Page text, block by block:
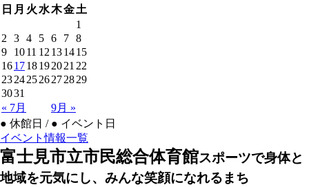
日 月 火 水木金土
1
2
3 4 5 6 7 8
9
1011 12 131415
161718192021 22
23242526272829
3031
« 7月
9月 »
● 休館日 / ● イベント日
イベント情報一覧
富士見市立市民総合体育館スポーツで身体と
地域を元気にし、みんな笑顔になれるまち